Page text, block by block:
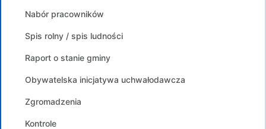
Nabór pracowników
Spis rolny / spis ludności
Raport o stanie gminy
Obywatelska inicjatywa uchwałodawcza
Zgromadzenia
Kontrole